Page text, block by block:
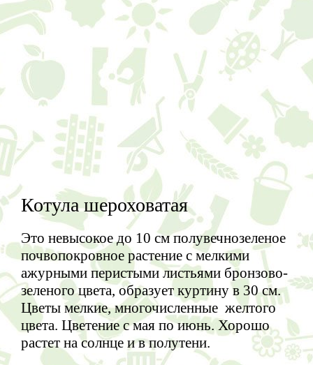
Котула шероховатая
Это невысокое до 10 смполувечнозеленое
почвопокровное растение с мелкими
ажурными перистыми листьями бронзово-
зеленого цвета, образует куртину в 30 см.
Цветы мелкие, многочисленные желтого
цвета. Цветение с мая по июнь. Хорошо
растет на солнце и в полутени.